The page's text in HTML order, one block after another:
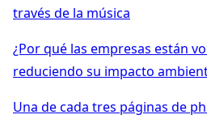
través de la música
¿Por qué las empresas están
reduciendo su impacto
Una de cada tres páginas de